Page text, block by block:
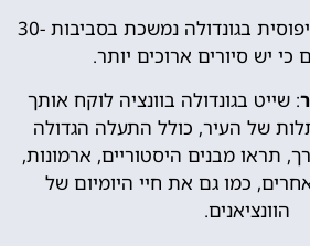
: נסיעה טיפוסית בגונדולה נמשכת בסביבות 30-
: שייט בגונדולה בוונציה לוקח אותך
של העיר, כולל התעלה הגדולה
תראו מבנים היסטוריים, ארמונות,
אחרים, כמו גם את חיי היומיום של
הוונציאנים.